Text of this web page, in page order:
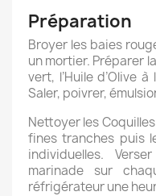
Préparation
Broyer les baies
un mortier. Préparer
vert, l’Huile d’Olive
Saler, poivrer,
Nettoyer les
fines tranches puis
individuelles.
marinade sur
réfrigérateur une